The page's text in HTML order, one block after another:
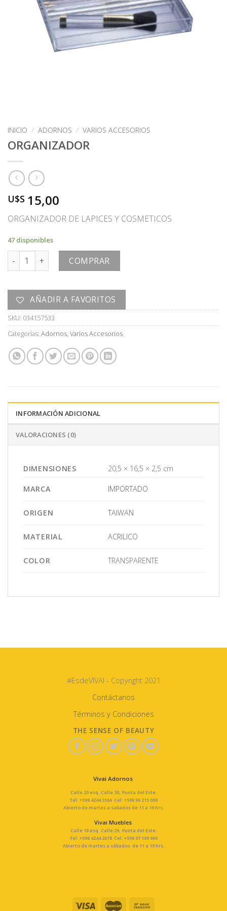
INICIO / ADORNOS / VARIOS ACCESORIOS
ORGANIZADOR
U$S 15,00
ORGANIZADOR DE LAPICES Y COSMETICOS
47 disponibles
ORGANIZADOR cantidad
COMPRAR
AÑADIR A FAVORITOS
SKU: 034157533
Categorías: Adornos, Varios Accesorios
INFORMACIÓN ADICIONAL
VALORACIONES (0)
DIMENSIONES 20,5 × 16,5 × 2,5 cm
MARCA IMPORTADO
ORIGEN TAIWAN
MATERIAL ACRILICO
COLOR TRANSPARENTE
#EsdeVIVAI - Copyright 2021
Contáctanos
Términos y Condiciones
THE SENSE OF BEAUTY
Vivai Adornos
Calle 20 esq. Calle 30, Punta del Este.
Tel: +598 4244 3566 Cel: +598 96 215 000
Abierto de martes a sabados de 11 a 19 hrs.
Vivai Muebles
Calle 18 esq. Calle 29, Punta del Este.
Tel: +598 4244 2678 Cel: +598 97 109 900
Abierto de martes a sábados de 11 a 19 hrs.